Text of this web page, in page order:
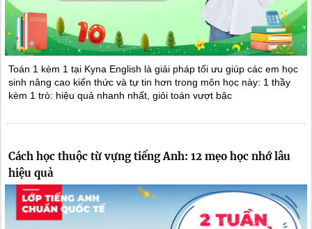
Toán 1 kèm 1 tại Kyna English là giải pháp tối ưu giúp các em học
sinh nâng cao kiến thức và tự tin hơn trong môn học này: 1 thầy
kèm 1 trò: hiệu quả nhanh nhất, giỏi toán vượt bậc
Cách học thuộc từ vựng tiếng Anh: 12 mẹo học nhớ lâu
hiệu quả